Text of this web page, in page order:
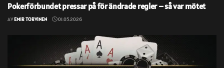
Pokerförbundet pressar på för ändrade regler – så var mötet
AVEMIR TORVINEN 01.05.2026